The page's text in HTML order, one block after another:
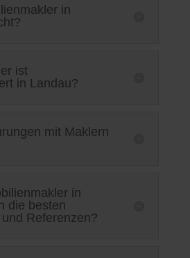
in
ist
in Landau?
mit Maklern
in
die besten
Referenzen?